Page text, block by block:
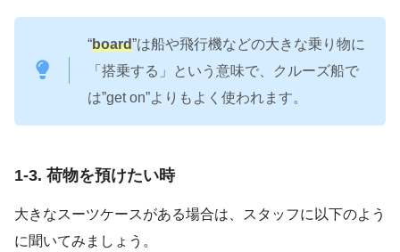
“board”は船や飛行機などの大きな乗り物に
「搭乗する」という意味で、クルーズ船で
は”get on”よりもよく使われます。
1-3. 荷物を預けたい時
大きなスーツケースがある場合は、スタッフに以下のよう
に聞いてみましょう。